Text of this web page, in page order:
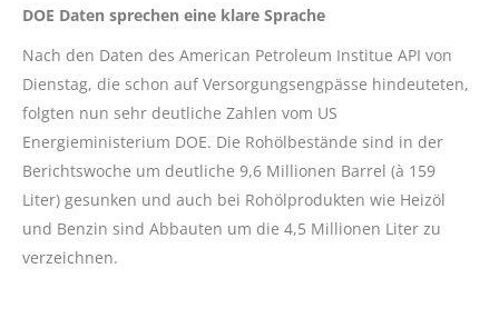
DOE Daten sprechen eine klare Sprache
Nach den Daten des American Petroleum Institue API von
Dienstag, die schon auf Versorgungsengpässe hindeuteten,
folgten nun sehr deutliche Zahlen vom US
Energieministerium DOE. Die Rohölbestände sind in der
Berichtswoche um deutliche 9,6 Millionen Barrel (à 159
Liter) gesunken und auch bei Rohölprodukten wie Heizöl
und Benzin sind Abbauten um die 4,5 Millionen Liter zu
verzeichnen.